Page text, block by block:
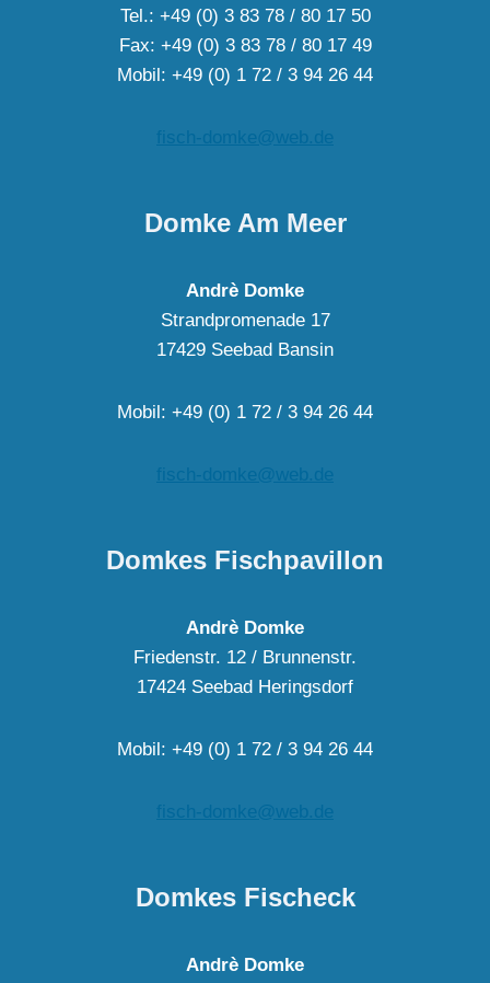
Tel.: +49 (0) 3 83 78 / 80 17 50
Fax: +49 (0) 3 83 78 / 80 17 49
Mobil: +49 (0) 1 72 / 3 94 26 44
fisch-domke@web.de
Domke Am Meer
Andrè Domke
Strandpromenade 17
17429 Seebad Bansin
Mobil: +49 (0) 1 72 / 3 94 26 44
fisch-domke@web.de
Domkes Fischpavillon
Andrè Domke
Friedenstr. 12 / Brunnenstr.
17424 Seebad Heringsdorf
Mobil: +49 (0) 1 72 / 3 94 26 44
fisch-domke@web.de
Domkes Fischeck
Andrè Domke